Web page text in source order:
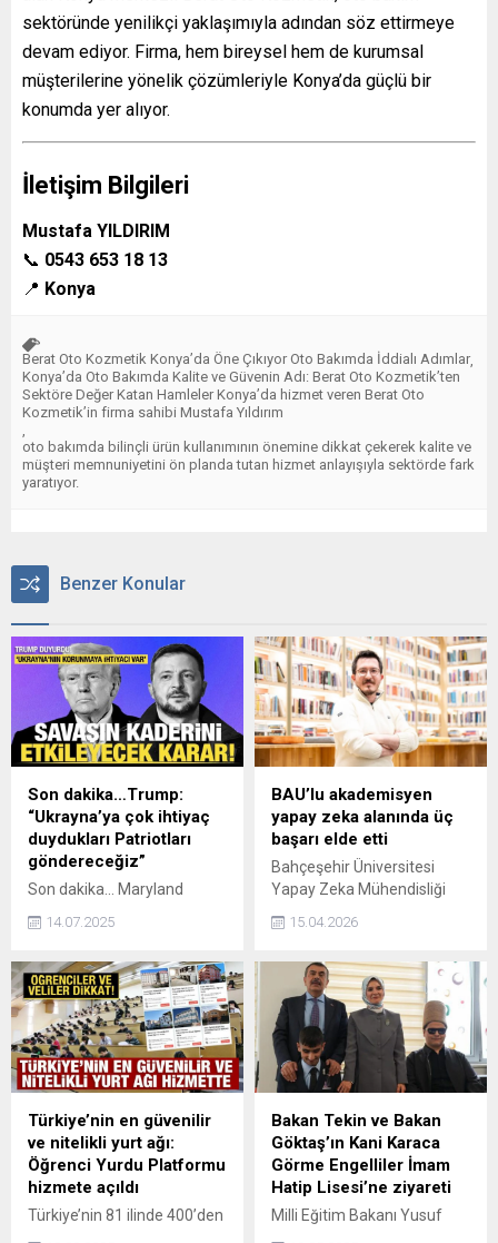
sektöründe yenilikçi yaklaşımıyla adından söz ettirmeye
devam ediyor. Firma, hem bireysel hem de kurumsal
müşterilerine yönelik çözümleriyle Konya’da güçlü bir
konumda yer alıyor.
İletişim Bilgileri
Mustafa YILDIRIM
📞 0543 653 18 13
📍 Konya
Berat Oto Kozmetik Konya’da Öne Çıkıyor Oto Bakımda İddialı Adımlar
Konya’da Oto Bakımda Kalite ve Güvenin Adı: Berat Oto Kozmetik’ten
Sektöre Değer Katan Hamleler Konya’da hizmet veren Berat Oto
Kozmetik’in firma sahibi Mustafa Yıldırım
oto bakımda bilinçli ürün kullanımının önemine dikkat çekerek kalite ve
müşteri memnuniyetini ön planda tutan hizmet anlayışıyla sektörde fark
yaratıyor.
Benzer Konular
Son dakika…Trump:
“Ukrayna’ya çok ihtiyaç
duydukları Patriotları
göndereceğiz”
Son dakika... Maryland
Andrews Hava Üssü'nde
yapan ABD Başkanı Donald
Trump, "Ukrayna’ya çok
ihtiyaç duydukları Patriotları
göndereceğiz" dedi.
14.07.2025
BAU’lu akademisyen
yapay zeka alanında üç
başarı elde etti
Bahçeşehir Üniversitesi
Yapay Zeka Mühendisliği
Furkan Kınlı, bilgisayar
alanında dünyanın prestijli
akademik platformu kabul
edilen CVPR 2026
bünyesindeki NTIRE 2026
çalıştayı kapsamında
düzenlenen yarışmalarda üç
başarı elde etti.
15.04.2026
Türkiye’nin en güvenilir
ve nitelikli yurt ağı:
Öğrenci Yurdu Platformu
hizmete açıldı
Türkiye’nin 81 ilinde 400’den
Bakan Tekin ve Bakan
Göktaş’ın Kani Karaca
Görme Engelliler İmam
Hatip Lisesi’ne ziyareti
Milli Eğitim Bakanı Yusuf